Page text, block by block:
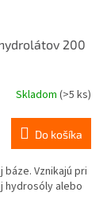
200
Skladom (>5 ks)
Do košíka
Vznikajú pri
hydrosóly alebo